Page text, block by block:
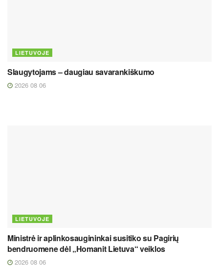
LIETUVOJE
Slaugytojams – daugiau savarankiškumo
2026 08 06
LIETUVOJE
Ministrė ir aplinkosaugininkai susitiko su Pagirių
bendruomene dėl „Homanit Lietuva“ veiklos
2026 08 06